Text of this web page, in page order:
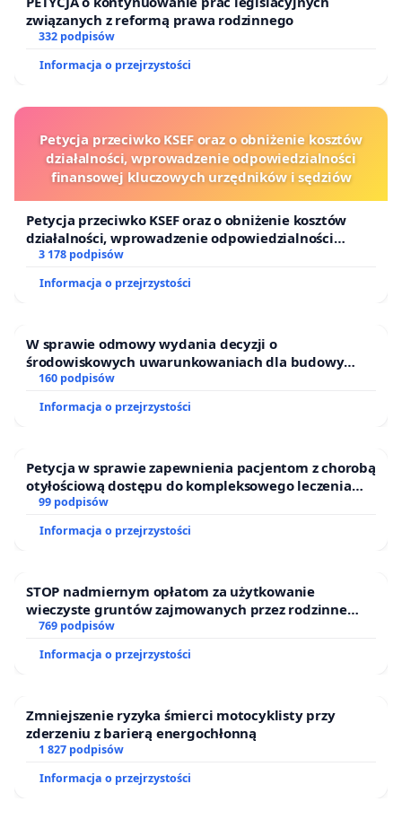
związanych z reformą prawa rodzinnego
332 podpisów
Informacja o przejrzystości
Petycja przeciwko KSEF oraz o obniżenie kosztów
działalności, wprowadzenie odpowiedzialności
finansowej kluczowych urzędników i sędziów
Petycja przeciwko KSEF oraz o obniżenie kosztów
działalności, wprowadzenie odpowiedzialności
finansowej kluczowych urzędników i sędziów
3 178 podpisów
Informacja o przejrzystości
W sprawie odmowy wydania decyzji o
środowiskowych uwarunkowaniach dla budowy
zakładu wytwarzania biometanu „Krynki” w
Puszczy Knyszyńskiej
160 podpisów
Informacja o przejrzystości
Petycja w sprawie zapewnienia pacjentom z chorobą
otyłościową dostępu do kompleksowego leczenia
oraz programów profilaktycznych.
99 podpisów
Informacja o przejrzystości
STOP nadmiernym opłatom za użytkowanie
wieczyste gruntów zajmowanych przez rodzinne
ogrody działkowe.
769 podpisów
Informacja o przejrzystości
Zmniejszenie ryzyka śmierci motocyklisty przy
zderzeniu z barierą energochłonną
1 827 podpisów
Informacja o przejrzystości